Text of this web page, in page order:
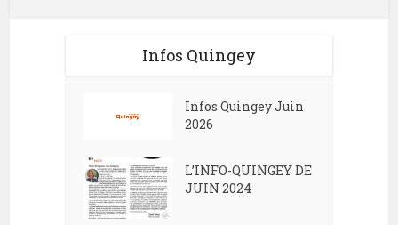
Infos Quingey
Infos Quingey Juin
2026
L’INFO-QUINGEY DE
JUIN 2024